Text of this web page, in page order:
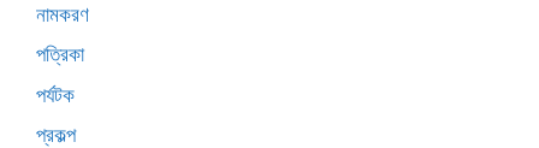
নামকরণ
পত্রিকা
পর্যটক
প্রকল্প